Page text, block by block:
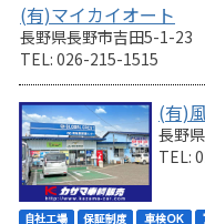
(有)マイカイオート
長野県長野市吉田5-1-23
TEL: 026-215-1515
(有)
長野
TEL: